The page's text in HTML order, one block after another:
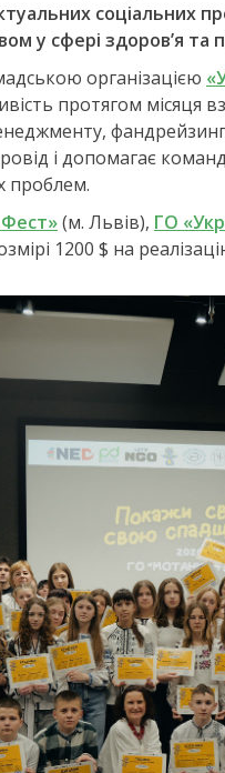
у сфері здоров’я та
організацією
протягом місяця
і допомагає
проблем.
(м. Львів), ГО
1200 $ на